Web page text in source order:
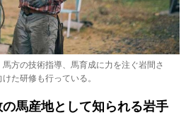
方の技術指導、馬育成に力を注ぐ岩間さ
た研修も行っている。
馬産地として知られる岩手